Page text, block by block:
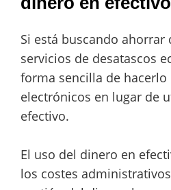
Si está buscando ahorrar
servicios de desatascos
forma sencilla de
electrónicos en lugar de
efectivo.
El uso del dinero en
los costes